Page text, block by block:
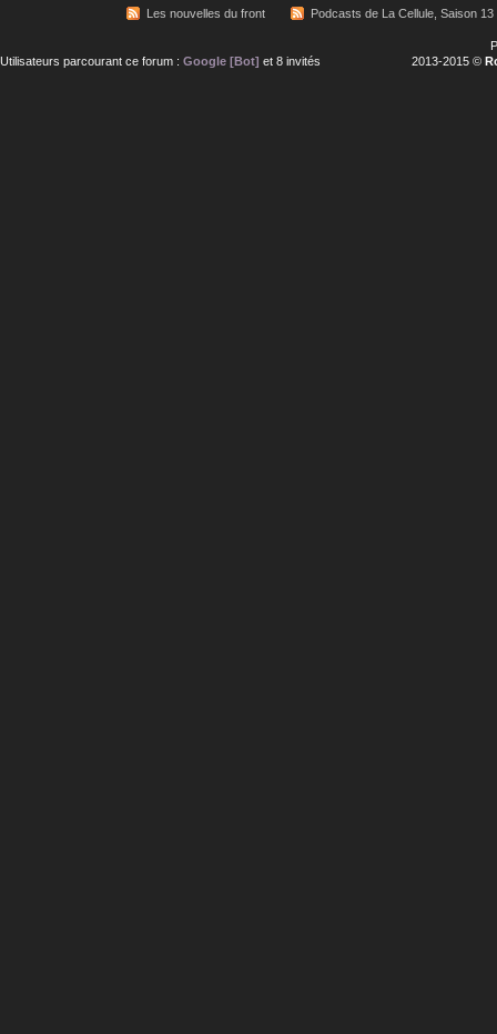
Les nouvelles du front Podcasts de La Cellule, Saison 13
Utilisateurs parcourant ce forum : Google [Bot] et 8 invités
2013-2015 ©